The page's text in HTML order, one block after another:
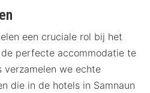
een cruciale rol bij het
perfecte accommodatie te
verzamelen we echte
die in de hotels in Samnaun